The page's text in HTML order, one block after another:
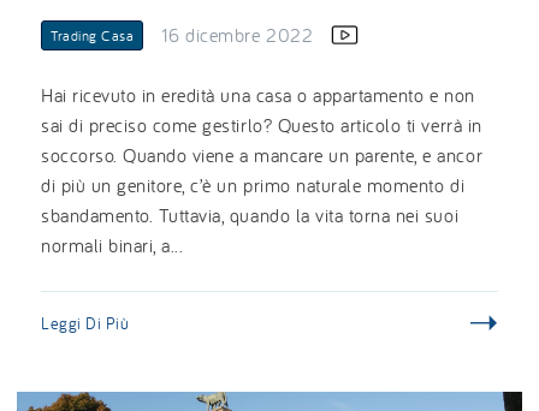
Trading Casa 16 dicembre 2022
Hai ricevuto in eredità una casa o appartamento e non
sai di preciso come gestirlo? Questo articolo ti verrà in
soccorso. Quando viene a mancare un parente, e ancor
di più un genitore, c’è un primo naturale momento di
sbandamento. Tuttavia, quando la vita torna nei suoi
normali binari, a...
Leggi Di Più